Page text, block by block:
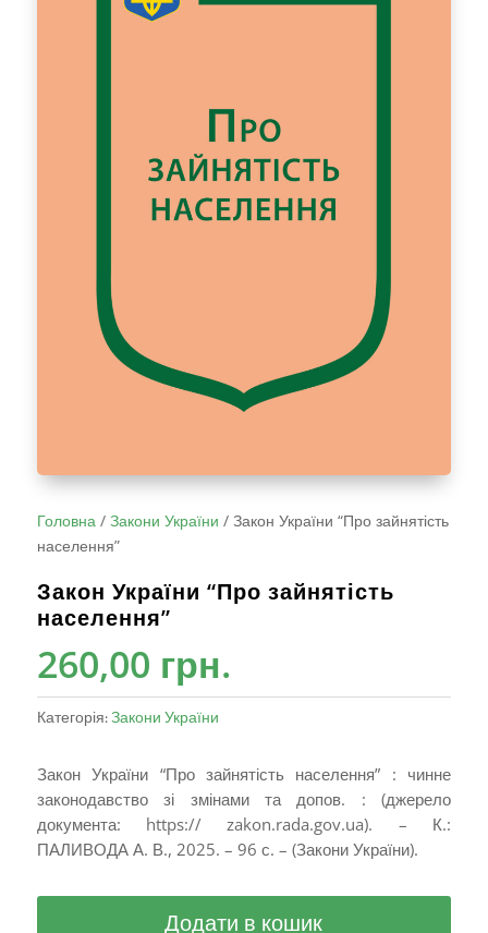
Головна/ Закони України / Закон України “Про зайнятість
населення”
Закон України “Про зайнятість
населення”
260,00 грн.
Категорія: Закони України
Закон України “Про зайнятість населення” : чинне
законодавство зі змінами та допов. : (джерело
документа: https:// zakon.rada.gov.ua). – К.:
ПАЛИВОДА А. В., 2025. – 96 с. – (Закони України).
Додати в кошик